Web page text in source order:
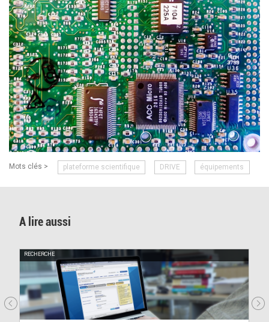
Mots clés > plateforme scientifique DRIVE équipements
A lire aussi
RECHERCHE